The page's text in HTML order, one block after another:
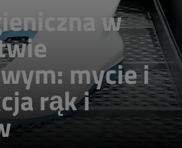
w
mycie i
rąk i